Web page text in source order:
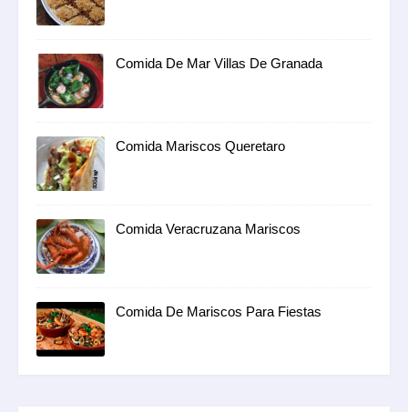
Comida De Mar Villas De Granada
Comida Mariscos Queretaro
Comida Veracruzana Mariscos
Comida De Mariscos Para Fiestas